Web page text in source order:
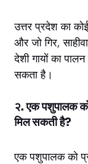
उत्तर प्रदेश का
और जो गिर,
देशी गायों का
सकता है।
२. एक पशुपालक को
मिल सकती है?
एक पशुपालक को